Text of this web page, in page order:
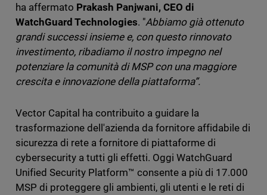
ha affermato Prakash Panjwani, CEO di
WatchGuard Technologies. "Abbiamo già ottenuto
grandi successi insieme e, con questo rinnovato
investimento, ribadiamo il nostro impegno nel
potenziare la comunità di MSP con una maggiore
crescita e innovazione della piattaforma”.
Vector Capital ha contribuito a guidare la
trasformazione dell'azienda da fornitore affidabile di
sicurezza di rete a fornitore di piattaforme di
cybersecurity a tutti gli effetti. Oggi WatchGuard
Unified Security Platform™ consente a più di 17.000
MSP di proteggere gli ambienti, gli utenti e le reti di